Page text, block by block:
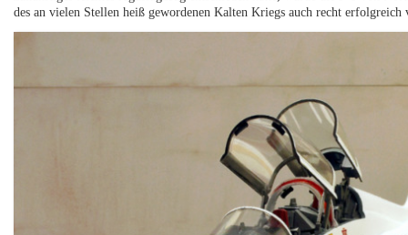
des an vielen Stellen heiß gewordenen Kalten Kriegs auch recht erfolgreich